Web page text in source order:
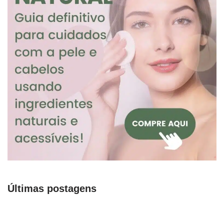
Últimas postagens